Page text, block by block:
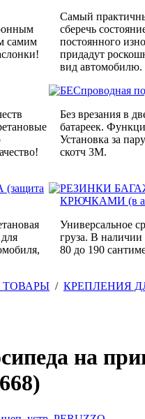
самим
Самый
сберечь
постоянного
придадут
вид автомобилю.
БЕСпроводная
Без врезания в
батареек.
Установка за
скотч 3M.
РЕЗИНКИ
КРЮЧКАМИ (в
Универсальное
груза. В наличии
80 до 190
/ КРЕПЛЕНИЯ
на